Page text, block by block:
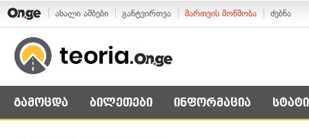
ახალი ამბები განტვირთვა მართვის მოწმობა ძებნა
გამოცდა ბილეთები ინფორმაცია